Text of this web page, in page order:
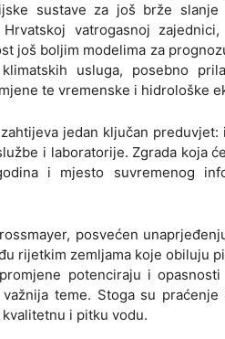
sustave za još brže
vatrogasnoj
još boljim modelima za
usluga, posebno
te vremenske i hidrološke
jedan ključan
i laboratorije. Zgrada koja
i mjesto suvremenog
posvećen
rijetkim zemljama koje obiluju
potenciraju i
teme. Stoga su
i pitku vodu.